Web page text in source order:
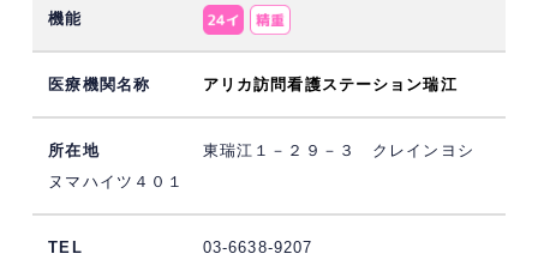
アリカ訪問看護ステーション瑞江
東瑞江１－２９－３ クレインヨシ
ヌマハイツ４０１
03-6638-9207